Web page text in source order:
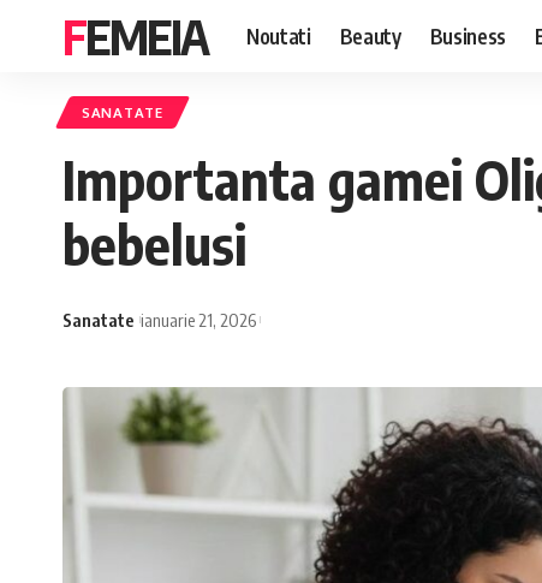
FEMEIA Noutati Beauty Business
SANATATE
Importanta gamei
bebelusi
Sanatate ianuarie 21, 2026